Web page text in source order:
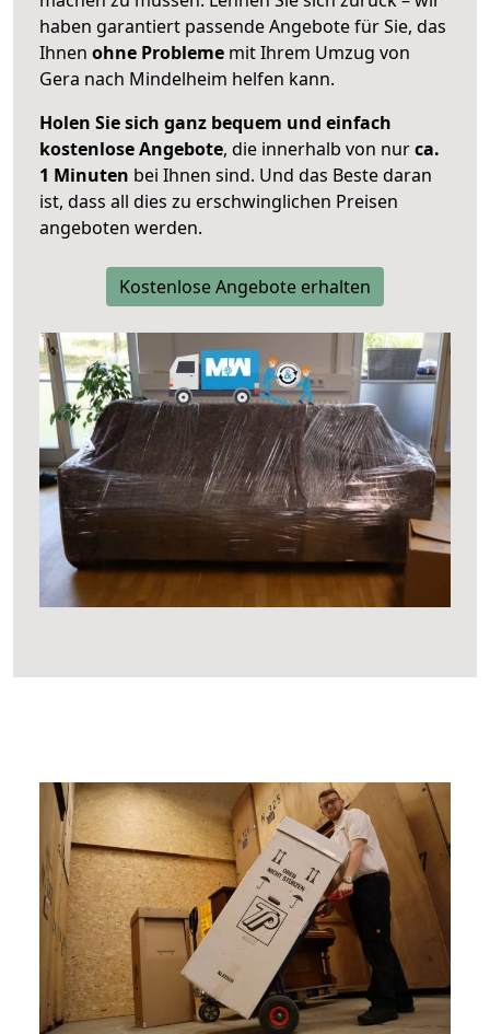
haben garantiert passende Angebote für Sie, das
Ihnen ohne Probleme mit Ihrem Umzug von
Gera nach Mindelheim helfen kann.
Holen Sie sich ganz bequem und einfach
kostenlose Angebote, die innerhalb von nurca.
1 Minuten bei Ihnen sind. Und das Beste daran
ist, dass all dies zu erschwinglichen Preisen
angeboten werden.
Kostenlose Angebote erhalten